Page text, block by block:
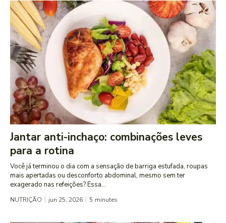
Jantar anti-inchaço: combinações leves
para a rotina
Você já terminou o dia com a sensação de barriga estufada, roupas
mais apertadas ou desconforto abdominal, mesmo sem ter
exagerado nas refeições? Essa...
NUTRIÇÃO jun 25, 2026 5 minutes